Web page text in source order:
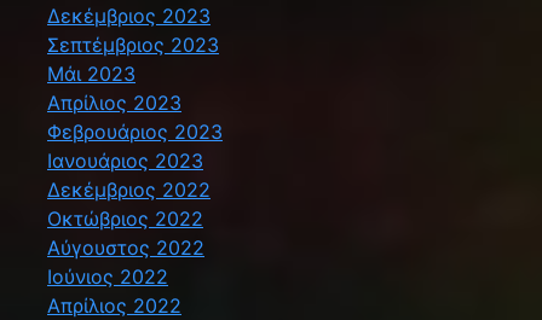
Δεκέμβριος 2023
Σεπτέμβριος 2023
Μάι 2023
Απρίλιος 2023
Φεβρουάριος 2023
Ιανουάριος 2023
Δεκέμβριος 2022
Οκτώβριος 2022
Αύγουστος 2022
Ιούνιος 2022
Απρίλιος 2022